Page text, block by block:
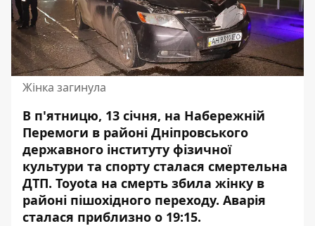
Жінка загинула
В п'ятницю, 13 січня, на Набережній
Перемоги в районі Дніпровського
державного інституту фізичної
культури та спорту сталася смертельна
ДТП. Toyota на смерть збила жінку в
районі пішохідного переходу. Аварія
сталася приблизно о 19:15.